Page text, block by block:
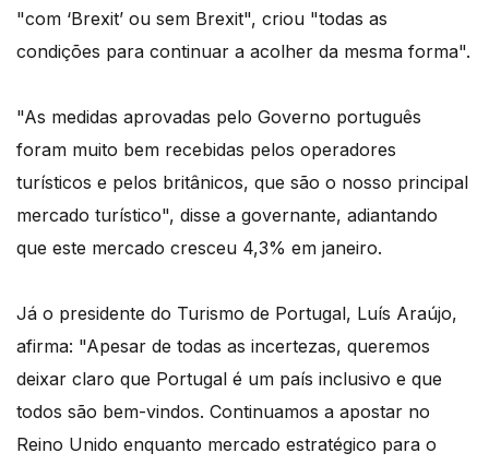
"com ‘Brexit’ ou sem Brexit", criou "todas as
condições para continuar a acolher da mesma forma".
"As medidas aprovadas pelo Governo português
foram muito bem recebidas pelos operadores
turísticos e pelos britânicos, que são o nosso principal
mercado turístico", disse a governante, adiantando
que este mercado cresceu 4,3% em janeiro.
Já o presidente do Turismo de Portugal, Luís Araújo,
afirma: "Apesar de todas as incertezas, queremos
deixar claro que Portugal é um país inclusivo e que
todos são bem-vindos. Continuamos a apostar no
Reino Unido enquanto mercado estratégico para o